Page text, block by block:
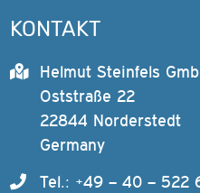
KONTAKT
Helmut Steinfels
Oststraße 22
22844 Norderstedt
Germany
Tel.: +49 – 40 – 522